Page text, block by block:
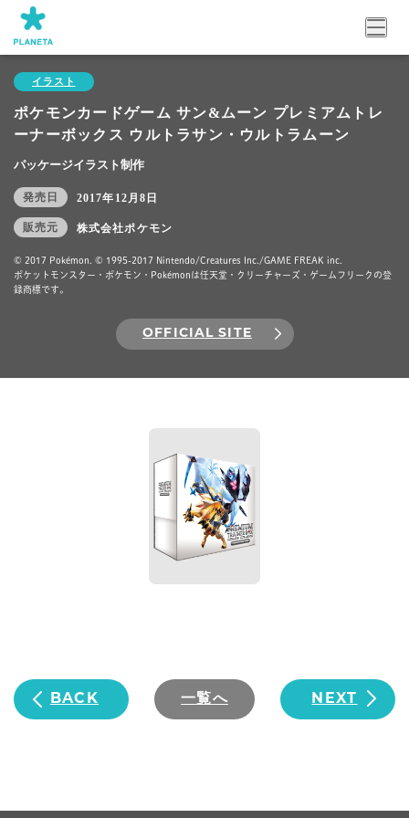
イラスト
ポケモンカードゲーム サン&ムーン プレミアムトレ
ーナーボックス ウルトラサン・ウルトラムーン
パッケージイラスト制作
発売日 2017年12月8日
販売元 株式会社ポケモン
© 2017 Pokémon. © 1995-2017 Nintendo/Creatures Inc./GAME FREAK inc.
ポケットモンスター・ポケモン・Pokémonは任天堂・クリーチャーズ・ゲームフリークの登
録商標です。
OFFICIAL SITE
BACK 一覧へ NEXT